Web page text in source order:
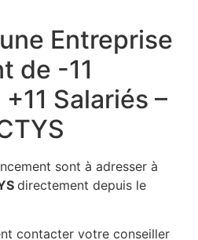
Entreprise
de -11
Salariés –
sont à adresser à
directement depuis le
contacter votre conseiller